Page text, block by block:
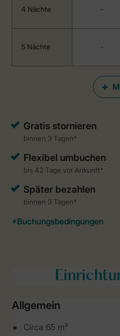
4 Nächte -
5 Nächte -
Allgemein
Circa 65 m²